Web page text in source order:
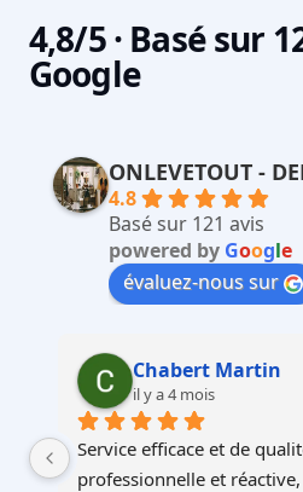
4,8/5 · Basé sur
Google
ONLEVETOUT -
4.8
Basé sur 121 avis
powered by Google
évaluez-nous sur
Martin Faliu
il y a 4 mois
Service au top, devis ultra
équipes professionnelles